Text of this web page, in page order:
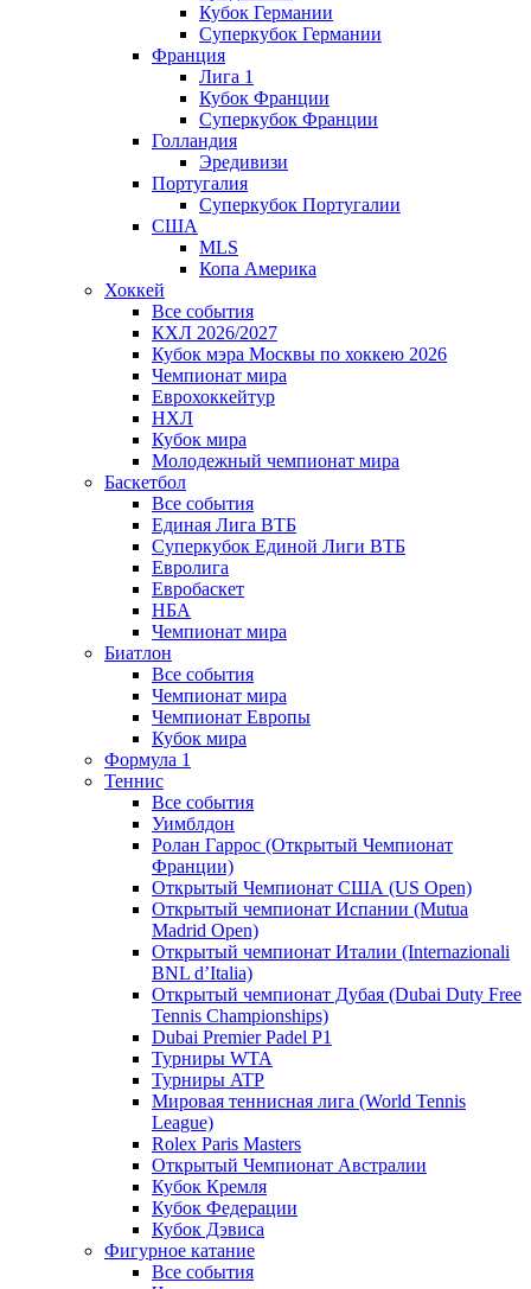
Кубок Германии
Суперкубок Германии
Франция
Лига 1
Кубок Франции
Суперкубок Франции
Голландия
Эредивизи
Португалия
Суперкубок Португалии
США
MLS
Копа Америка
Хоккей
Все события
КХЛ 2026/2027
Кубок мэра Москвы по хоккею 2026
Чемпионат мира
Еврохоккейтур
НХЛ
Кубок мира
Молодежный чемпионат мира
Баскетбол
Все события
Единая Лига ВТБ
Суперкубок Единой Лиги ВТБ
Евролига
Евробаскет
НБА
Чемпионат мира
Биатлон
Все события
Чемпионат мира
Чемпионат Европы
Кубок мира
Формула 1
Теннис
Все события
Уимблдон
Ролан Гаррос (Открытый Чемпионат
Франции)
Открытый Чемпионат США (US Open)
Открытый чемпионат Испании (Mutua
Madrid Open)
Открытый чемпионат Италии (Internazionali
BNL d’Italia)
Открытый чемпионат Дубая (Dubai Duty Free
Tennis Championships)
Dubai Premier Padel P1
Турниры WTA
Турниры ATP
Мировая теннисная лига (World Tennis
League)
Rolex Paris Masters
Открытый Чемпионат Австралии
Кубок Кремля
Кубок Федерации
Кубок Дэвиса
Фигурное катание
Все события